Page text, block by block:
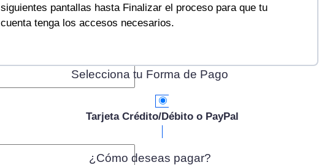
siguientes pantallas hasta Finalizar el proceso para que tu
cuenta tenga los accesos necesarios.
Selecciona tu Forma de Pago
Tarjeta Crédito/Débito o PayPal
¿Cómo deseas pagar?